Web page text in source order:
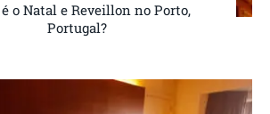
o Natal e Reveillon no Porto,
Portugal?